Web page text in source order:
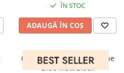
ÎN STOC
ADAUGĂ ÎN COȘ
Orgreen Tronic 78-70 Stone
Blue Matt Black